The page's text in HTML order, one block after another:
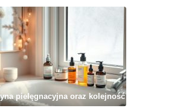
przed stresem oksydacyjnym. W
zrozumienie synergii …
pielęgnacyjna oraz kolejność